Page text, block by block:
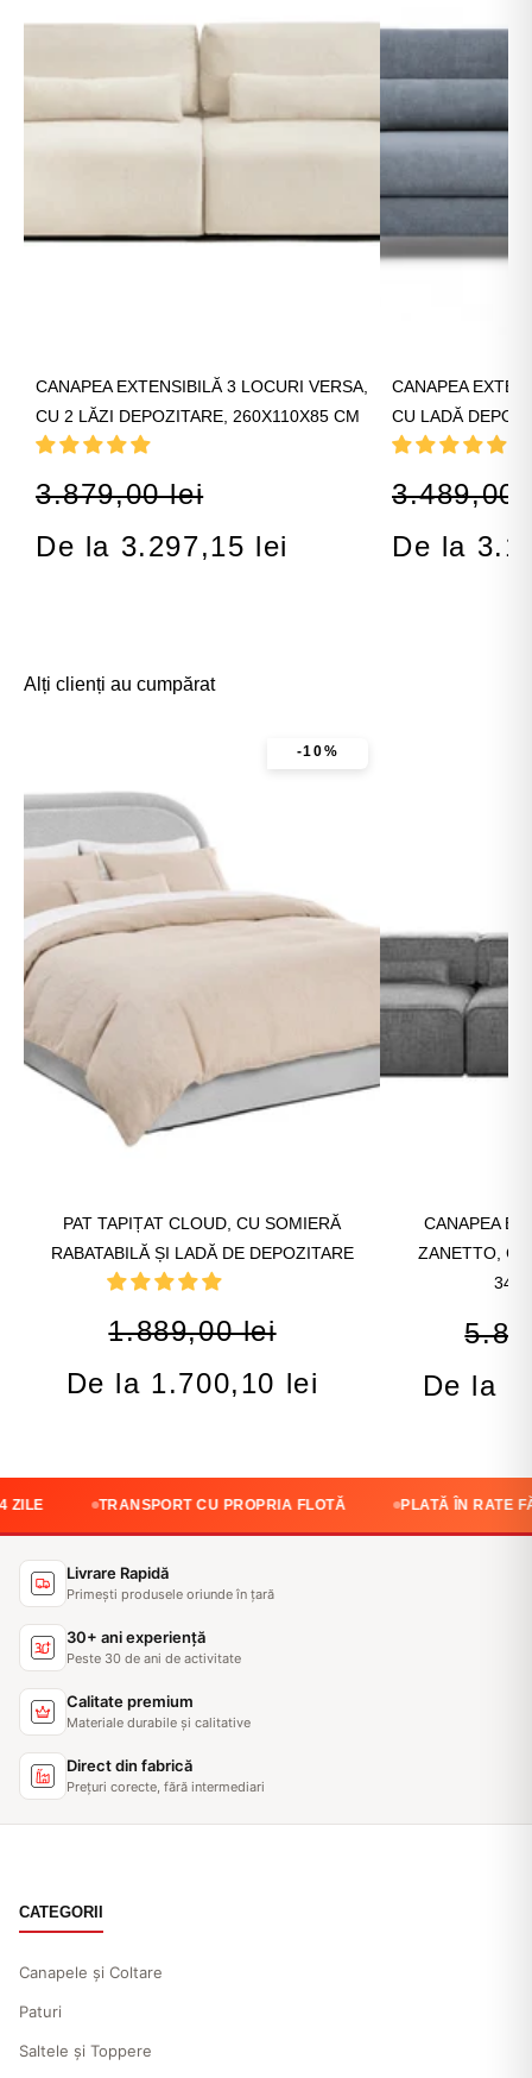
CANAPEA EXTENSIBILĂ 3 LOCURI VERSA,
CU 2 LĂZI DEPOZITARE, 260X110X85 CM
3.879,00 lei
De la 3.297,15 lei
CANAPEA
CU LADĂ
3.489,00
De la
Alți clienți au cumpărat
-10%
PAT TAPIȚAT CLOUD, CU SOMIERĂ
RABATABILĂ ȘI LADĂ DE DEPOZITARE
1.889,00 lei
De la 1.700,10 lei
CANAPEA
ZANETTO,
De la
TRANSPORT CU PROPRIA FLOTĂ PLATĂ ÎN RATE FĂRĂ
Livrare Rapidă
Primești produsele oriunde în țară
30+ ani experiență
Peste 30 de ani de activitate
Calitate premium
Materiale durabile și calitative
Direct din fabrică
Prețuri corecte, fără intermediari
CATEGORII
Canapele și Coltare
Paturi
Saltele și Toppere